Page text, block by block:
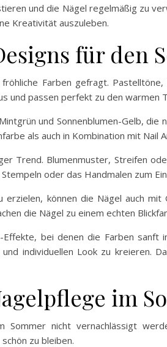
und die Nägel regelmäßig zu
Kreativität auszuleben.
für den
Farben gefragt.
und passen perfekt zu den warmen
und Sonnenblumen-Gelb,
als auch in Kombination mit Nail
Trend. Blumenmuster, Streifen
oder das Handmalen zum
erzielen, können die Nägel auch
die Nägel zu einem echten
bei denen die Farben sanft
individuellen Look zu kreieren.
im
nicht vernachlässigt
zu bleiben.